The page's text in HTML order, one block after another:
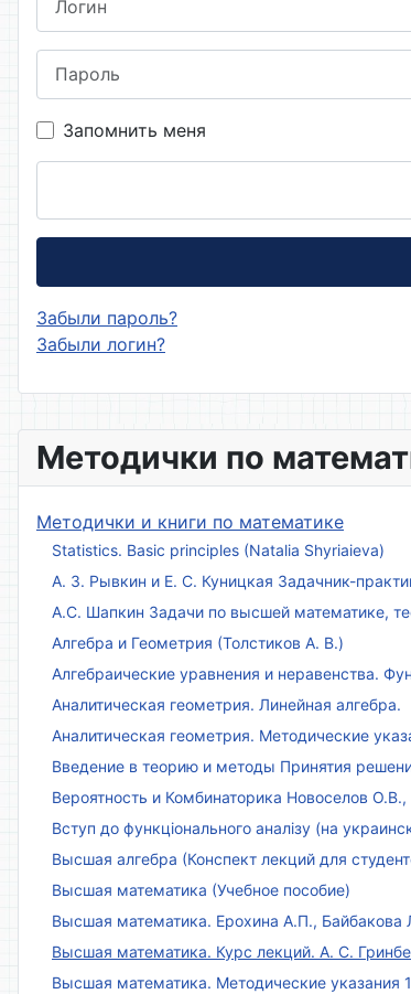
Методички по
Методички и книги по математике
Statistics. Basic principles (Natalia Shyriaieva)
А. З. Рывкин и Е. С. Куницкая Задачник-
А.С. Шапкин Задачи по высшей математике,
Алгебра и Геометрия (Толстиков А. В.)
Алгебраические уравнения и неравенства.
Аналитическая геометрия. Линейная алгебра.
Аналитическая геометрия. Методические
Введение в теорию и методы Принятия
Вероятность и Комбинаторика Новоселов
Вступ до функціонального аналізу (на
Высшая алгебра (Конспект лекций для
Высшая математика (Учебное пособие)
Высшая математика. Ерохина А.П., Байбакова
Высшая математика. Курс лекций. А. С.
Высшая математика. Методические указания
Запомнить меня
Забыли пароль?
Забыли логин?